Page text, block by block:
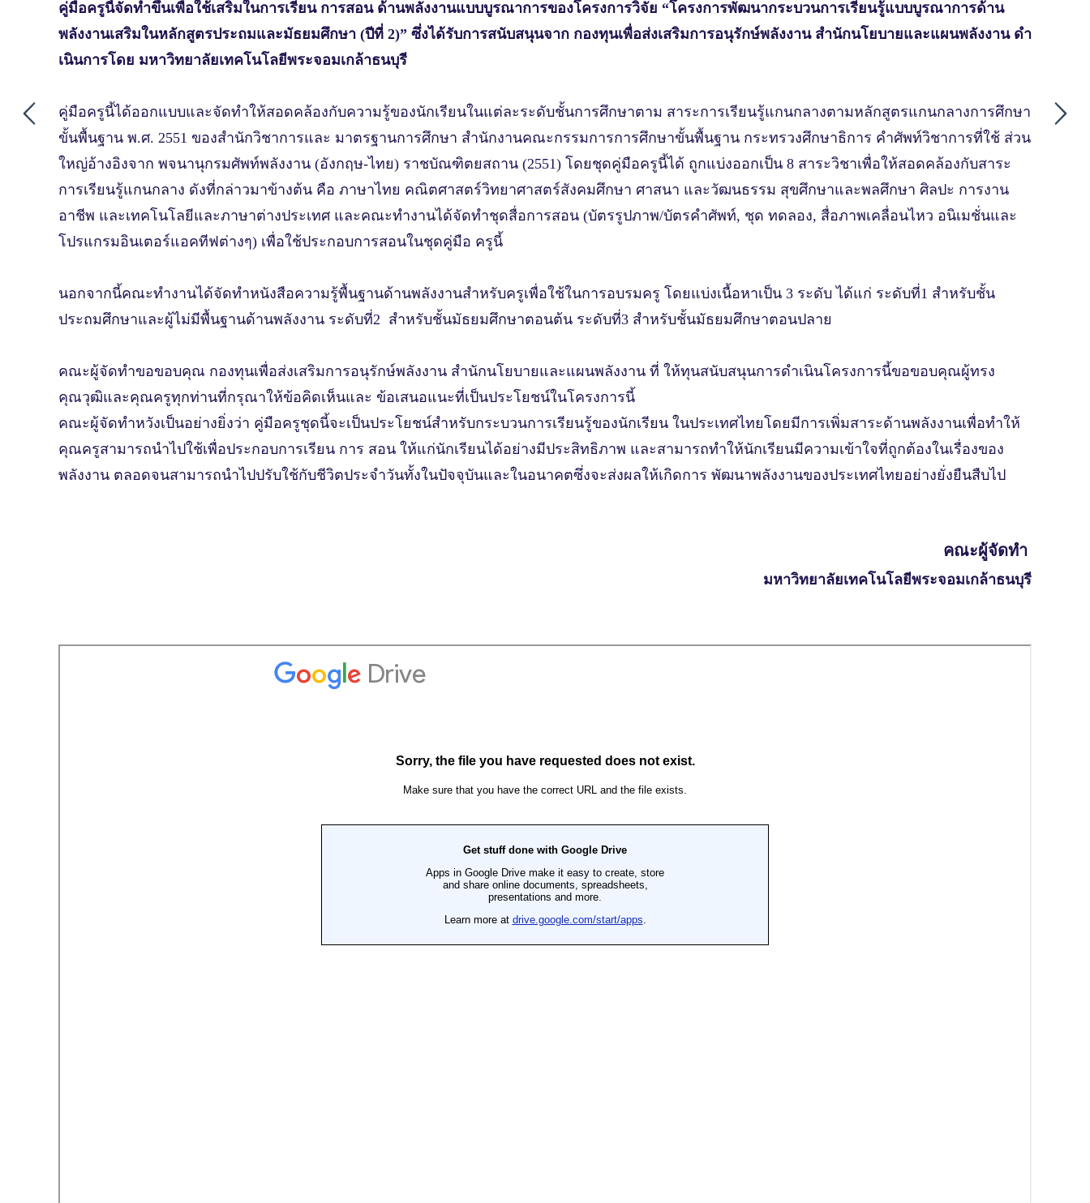
คู่มือครูนี้จัดทําขึ้นเพื่อใช้เสริมในการเรียน การสอน ด้านพลังงานแบบบูรณาการของโครงการวิจัย “โครงการพัฒนากระบวนการเรียนรู้แบบบูรณาการด้าน
พลังงานเสริมในหลักสูตรประถมและมัธยมศึกษา (ปีที่ 2)” ซึ่งได้รับการสนับสนุนจาก กองทุนเพื่อส่งเสริมการอนุรักษ์พลังงาน สํานักนโยบายและแผนพลังงาน ดํา
เนินการโดย มหาวิทยาลัยเทคโนโลยีพระจอมเกล้าธนบุรี
คู่มือครูนี้ได้ออกแบบและจัดทําให้สอดคล้องกับความรู้ของนักเรียนในแต่ละระดับชั้นการศึกษาตาม สาระการเรียนรู้แกนกลางตามหลักสูตรแกนกลางการศึกษา
ขั้นพื้นฐาน พ.ศ. 2551 ของสํานักวิชาการและ มาตรฐานการศึกษา สํานักงานคณะกรรมการการศึกษาขั้นพื้นฐาน กระทรวงศึกษาธิการ คําศัพท์วิชาการที่ใช้ ส่วน
ใหญ่อ้างอิงจาก พจนานุกรมศัพท์พลังงาน (อังกฤษ-ไทย) ราชบัณฑิตยสถาน (2551) โดยชุดคู่มือครูนี้ได้ ถูกแบ่งออกเป็น 8 สาระวิชาเพื่อให้สอดคล้องกับสาระ
การเรียนรู้แกนกลาง ดังที่กล่าวมาข้างต้น คือ ภาษาไทย คณิตศาสตร์วิทยาศาสตร์สังคมศึกษา ศาสนา และวัฒนธรรม สุขศึกษาและพลศึกษา ศิลปะ การงาน
อาชีพ และเทคโนโลยีและภาษาต่างประเทศ และคณะทํางานได้จัดทําชุดสื่อการสอน (บัตรรูปภาพ/บัตรคําศัพท์, ชุด ทดลอง, สื่อภาพเคลื่อนไหว อนิเมชั่นและ
โปรแกรมอินเตอร์แอคทีฟต่างๆ) เพื่อใช้ประกอบการสอนในชุดคู่มือ ครูนี้
นอกจากนี้คณะทํางานได้จัดทําหนังสือความรู้พื้นฐานด้านพลังงานสําหรับครูเพื่อใช้ในการอบรมครู โดยแบ่งเนื้อหาเป็น 3 ระดับ ได้แก่ ระดับที่1 สําหรับชั้น
ประถมศึกษาและผู้ไม่มีพื้นฐานด้านพลังงาน ระดับที่2 สําหรับชั้นมัธยมศึกษาตอนต้น ระดับที่3 สําหรับชั้นมัธยมศึกษาตอนปลาย
คณะผู้จัดทําขอขอบคุณ กองทุนเพื่อส่งเสริมการอนุรักษ์พลังงาน สํานักนโยบายและแผนพลังงาน ที่ ให้ทุนสนับสนุนการดําเนินโครงการนี้ขอขอบคุณผู้ทรง
คุณวุฒิและคุณครูทุกท่านที่กรุณาให้ข้อคิดเห็นและ ข้อเสนอแนะที่เป็นประโยชน์ในโครงการนี้
คณะผู้จัดทําหวังเป็นอย่างยิ่งว่า คู่มือครูชุดนี้จะเป็นประโยชน์สําหรับกระบวนการเรียนรู้ของนักเรียน ในประเทศไทยโดยมีการเพิ่มสาระด้านพลังงานเพื่อทําให้
คุณครูสามารถนําไปใช้เพื่อประกอบการเรียน การ สอน ให้แก่นักเรียนได้อย่างมีประสิทธิภาพ และสามารถทําให้นักเรียนมีความเข้าใจที่ถูกต้องในเรื่องของ
พลังงาน ตลอดจนสามารถนําไปปรับใช้กับชีวิตประจําวันทั้งในปัจจุบันและในอนาคตซึ่งจะส่งผลให้เกิดการ พัฒนาพลังงานของประเทศไทยอย่างยั่งยืนสืบไป
คณะผู้จัดทํา
มหาวิทยาลัยเทคโนโลยีพระจอมเกล้าธนบุรี